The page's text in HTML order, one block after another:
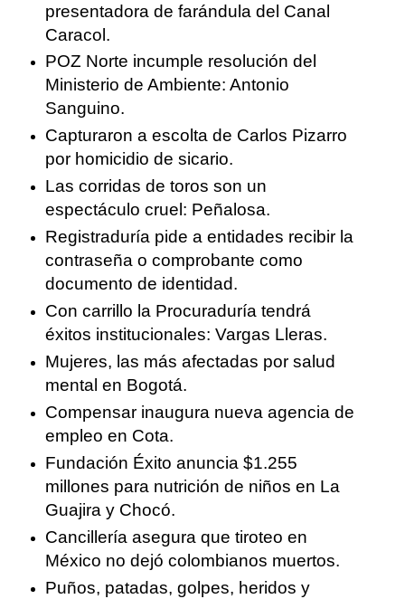
presentadora de farándula del Canal
Caracol.
POZ Norte incumple resolución del
Ministerio de Ambiente: Antonio
Sanguino.
Capturaron a escolta de Carlos Pizarro
por homicidio de sicario.
Las corridas de toros son un
espectáculo cruel: Peñalosa.
Registraduría pide a entidades recibir la
contraseña o comprobante como
documento de identidad.
Con carrillo la Procuraduría tendrá
éxitos institucionales: Vargas Lleras.
Mujeres, las más afectadas por salud
mental en Bogotá.
Compensar inaugura nueva agencia de
empleo en Cota.
Fundación Éxito anuncia $1.255
millones para nutrición de niños en La
Guajira y Chocó.
Cancillería asegura que tiroteo en
México no dejó colombianos muertos.
Puños, patadas, golpes, heridos y